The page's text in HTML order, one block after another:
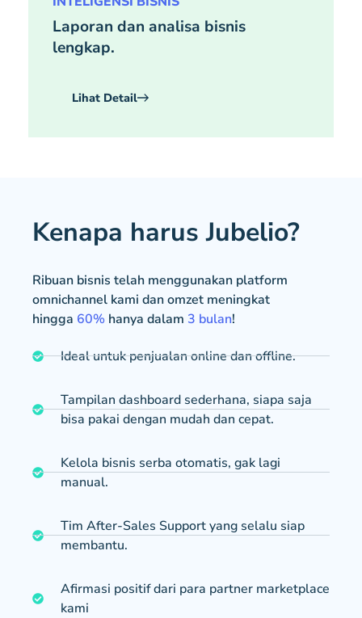
Laporan dan analisa bisnis
lengkap.
Lihat Detail
Kenapa harus Jubelio?
Ribuan bisnis telah menggunakan platform
omnichannel kami dan omzet meningkat
hingga 60% hanya dalam 3 bulan!
Ideal untuk penjualan online dan offline.
Tampilan dashboard sederhana, siapa saja
bisa pakai dengan mudah dan cepat.
Kelola bisnis serba otomatis, gak lagi
manual.
Tim After-Sales Support yang selalu siap
membantu.
Afirmasi positif dari para partner marketplace
kami